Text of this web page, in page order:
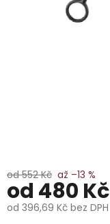
od 552 Kč až –13 %
od 480 Kč
od 396,69 Kč bez DPH